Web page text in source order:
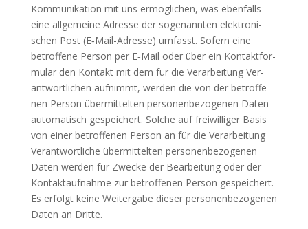
Kom­mu­ni­ka­ti­on mit uns ermög­li­chen, was eben­falls
eine all­ge­mei­ne Adres­se der soge­nann­ten elek­tro­ni­
schen Post (E‑Mail-Adres­se) umfasst. Sofern eine
betrof­fe­ne Per­son per E‑Mail oder über ein Kon­takt­for­
mu­lar den Kon­takt mit dem für die Ver­ar­bei­tung Ver­
ant­wort­li­chen auf­nimmt, wer­den die von der betrof­fe­
nen Per­son über­mit­tel­ten per­so­nen­be­zo­ge­nen Daten
auto­ma­tisch gespei­chert. Sol­che auf frei­wil­li­ger Basis
von einer betrof­fe­nen Per­son an für die Ver­ar­bei­tung
Ver­ant­wort­li­che über­mit­tel­ten per­so­nen­be­zo­ge­nen
Daten wer­den für Zwe­cke der Bear­bei­tung oder der
Kon­takt­auf­nah­me zur betrof­fe­nen Per­son gespei­chert.
Es erfolgt kei­ne Wei­ter­ga­be die­ser per­so­nen­be­zo­ge­nen
Daten an Dritte.